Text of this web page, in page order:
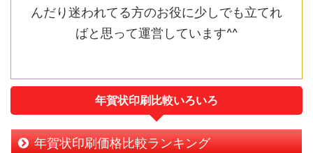
んだり迷われてる方のお役に少しでも立てれ
ばと思って運営しています^^
年賀状印刷比較いろいろ
年賀状印刷価格比較ランキング